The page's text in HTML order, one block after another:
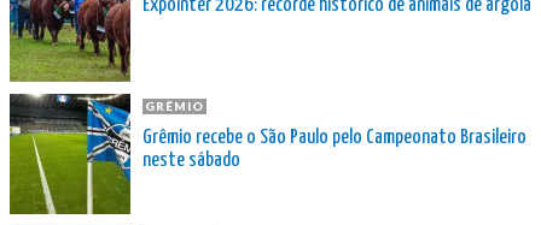
Expointer 2026: recorde histórico de animais de argola
GRÊMIO
Grêmio recebe o São Paulo pelo Campeonato Brasileiro
neste sábado